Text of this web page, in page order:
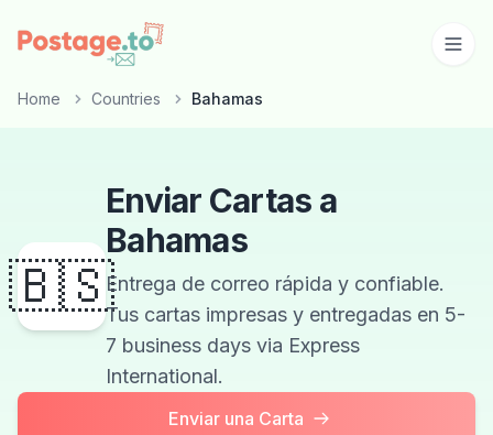
Skip to main content
Home Countries Bahamas
🇧🇸
Enviar Cartas a
Bahamas
Entrega de correo rápida y confiable.
Tus cartas impresas y entregadas en 5-
7 business days via Express
International.
Enviar una Carta